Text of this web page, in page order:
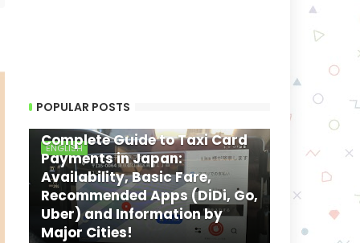
POPULAR POSTS
ENGLISH
Complete Guide to Taxi Card
Payments in Japan:
Availability, Basic Fare,
Recommended Apps (DiDi, Go,
Uber) and Information by
Major Cities!